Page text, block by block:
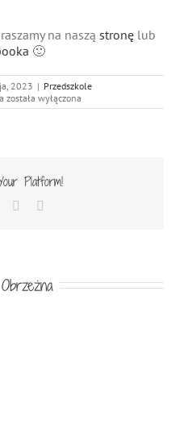
na naszą stronęlub
🙂
2023 | Przedszkole
Wycieczka
do
została wyłączona
Platform!
Pinterest